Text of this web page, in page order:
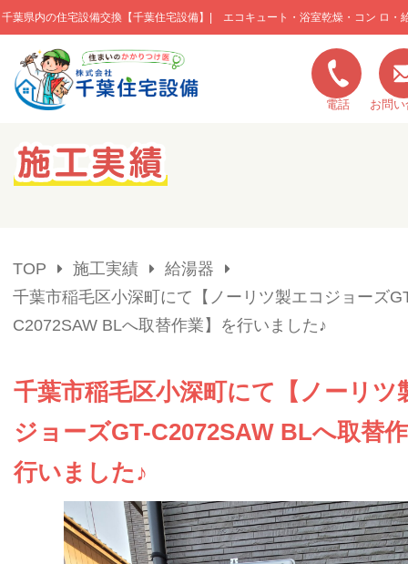
千葉県内の住宅設備交換【千葉住宅設備】| エコキュート・浴室乾燥・コン ロ・
このページの本文へ移動
電話 お問
キャンペーン一覧
会社概要
TOP 施工実績
給湯器
千葉市稲毛区小深町にて【ノーリツ製エコジョーズ
C2072SAW BLへ取替作業】を行いました♪
千葉市稲毛区小深町にて【ノーリツ
ジョーズGT-C2072SAW BLへ取替
行いました♪